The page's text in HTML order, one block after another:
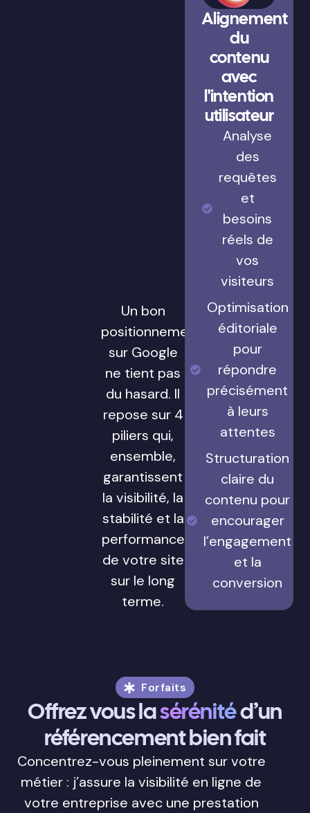
Un bon
positionnement
sur Google
ne tient pas
du hasard. Il
repose sur 4
piliers qui,
ensemble,
garantissent
la visibilité, la
stabilité et la
performance
de votre site
sur le long
terme.
Alignement
du
contenu
avec
l'intention
utilisateur
Analyse
des
requêtes
et
besoins
réels de
vos
visiteurs
Optimisation
éditoriale
pour
répondre
précisément
à leurs
attentes
Structuration
claire du
contenu pour
encourager
l’engagement
et la
conversion
Forfaits
Offrez vous lasérénitéd’un
référencement bien fait
Concentrez-vous pleinement sur votre
métier : j’assure la visibilité en ligne de
votre entreprise avec une prestation